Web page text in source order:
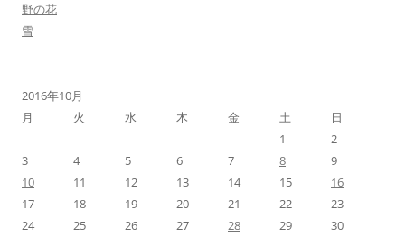
野の花
雪
2016年10月
月
火 水 木 金 土
日
1
2
3
4 5 6 7 8
9
10
11 12 13 14 15
16
17
18 19 20 21 22
23
24
25 26 27 28 29
30